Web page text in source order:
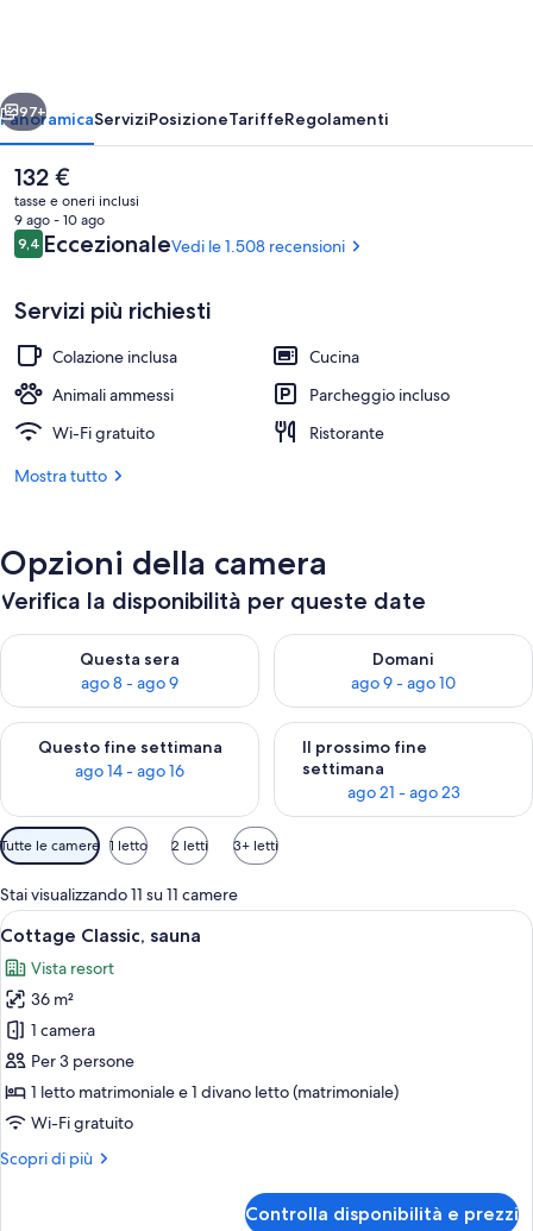
Glass Igloo Cottage, Sauna | Tende
Avanti
97+
PanoramicaServiziPosizioneTariffeRegolamenti
Il
prezzo
attuale
è
132 €
132 €
tasse e oneri inclusi
9 ago - 10 ago
Recensioni
9,49,4 su 10
EccezionaleVedi le 1.508 recensioni
Servizi più richiesti
Colazione inclusa
Cucina
Animali ammessi
Parcheggio incluso
Wi-Fi gratuito
Ristorante
Mostra tutto
Opzioni della camera
Verifica la disponibilità per queste date
Questa sera
ago 8 - ago 9
Verifica la disponibilità per questa sera, ago 8 - ago 9
Domani
ago 9 - ago 10
Verifica la disponibilità per
Questo fine settimana
ago 14 - ago 16
Verifica la disponibilità per questo fine settimana, ago 14 -
Il prossimo fine
settimana
ago 21 - ago 23
Verifica la disponibilità per il
Filtri
disponibili
per
le
camere
Tutte le camere 1 letto 2 letti 3+ letti
Stai visualizzando 11 su 11 camere
Apri
tutte
le
foto
per
Cottage
Classic,
sauna
Una camera da letto con un letto,
10
Cottage Classic, sauna
Vista resort
36 m²
1 camera
Per 3 persone
1 letto matrimoniale e 1 divano letto (matrimoniale)
Wi-Fi gratuito
Scopri di più
Altri
Controlla disponibilità e prezzi